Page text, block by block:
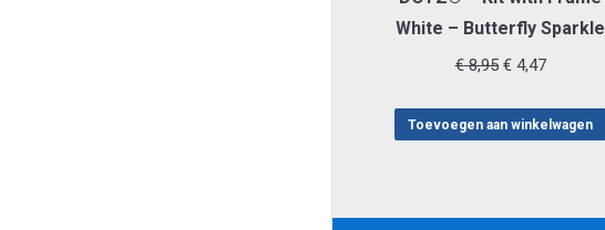
White – Butterfly Sparkle
€8,95 Oorspronkelijke
was:
€4,47Huidige
is:
Toevoegen aan winkelwagen